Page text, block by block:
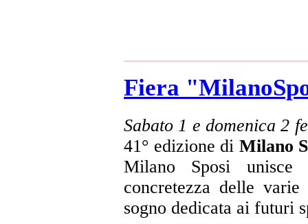
Fiera
Sabato 1 e domenica 2
41° edizione di Milano
Milano Sposi
concretezza delle
sogno dedicata ai futuri